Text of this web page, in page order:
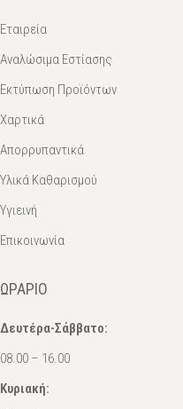
Εταιρεία
Αναλώσιμα Εστίασης
Εκτύπωση Προϊόντων
Χαρτικά
Απορρυπαντικά
Υλικά Καθαρισμού
Υγιεινή
Επικοινωνία
ΩΡΆΡΙΟ
Δευτέρα-Σάββατο:
08.00 – 16.00
Κυριακή: